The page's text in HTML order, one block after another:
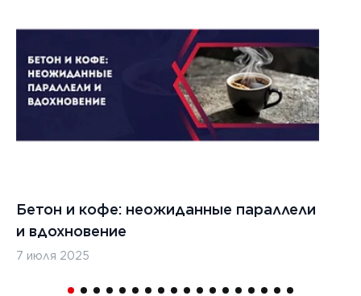
Бетон и кофе: неожиданные параллели
и вдохновение
7 июля 2025